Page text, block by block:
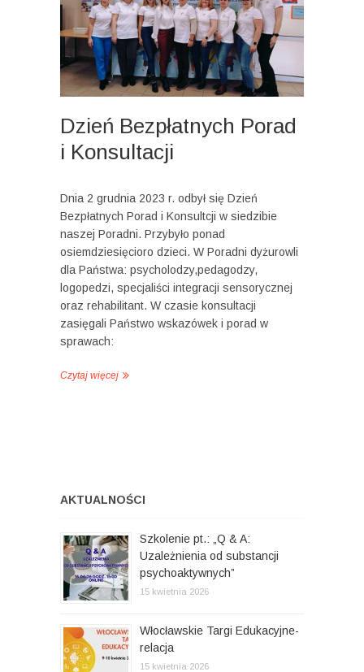
Dzień Bezpłatnych Porad
i Konsultacji
Dnia 2 grudnia 2023 r. odbył się Dzień
Bezpłatnych Porad i Konsultcji w siedzibie
naszej Poradni. Przybyło ponad
osiemdziesięcioro dzieci. W Poradni dyżurowli
dla Państwa: psycholodzy,pedagodzy,
logopedzi, specjaliści integracji sensorycznej
oraz rehabilitant. W czasie konsultacji
zasięgali Państwo wskazówek i porad w
sprawach:
Czytaj więcej
AKTUALNOŚCI
Szkolenie pt.: „Q & A:
Uzależnienia od substancji
psychoaktywnych”
15 kwietnia 2026
Włocławskie Targi Edukacyjne-
relacja
15 kwietnia 2026